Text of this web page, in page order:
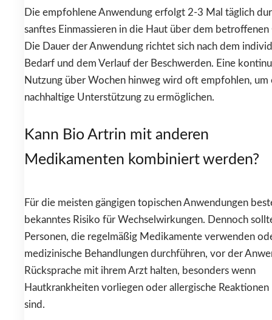
Die empfohlene Anwendung erfolgt 2-3 Mal täglich
sanftes Einmassieren in die Haut über dem betroffenen
Die Dauer der Anwendung richtet sich nach dem
Bedarf und dem Verlauf der Beschwerden. Eine
Nutzung über Wochen hinweg wird oft empfohlen, um
nachhaltige Unterstützung zu ermöglichen.
Kann Bio Artrin mit anderen
Medikamenten kombiniert werden?
Für die meisten gängigen topischen Anwendungen
bekanntes Risiko für Wechselwirkungen. Dennoch
Personen, die regelmäßig Medikamente verwenden
medizinische Behandlungen durchführen, vor der
Rücksprache mit ihrem Arzt halten, besonders wenn
Hautkrankheiten vorliegen oder allergische Reaktionen
sind.